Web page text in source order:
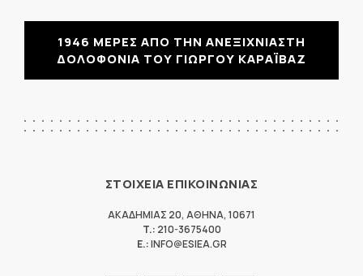
1946 ΜΕΡΕΣ ΑΠΟ ΤΗΝ ΑΝΕΞΙΧΝΙΑΣΤΗ
ΔΟΛΟΦΟΝΙΑ ΤΟΥ ΓΙΩΡΓΟΥ ΚΑΡΑΪΒΑΖ
ΣΤΟΙΧΕΙΑ ΕΠΙΚΟΙΝΩΝΙΑΣ
ΑΚΑΔΗΜΙΑΣ 20, ΑΘΗΝΑ, 10671
T.: 210-3675400
E.:INFO@ESIEA.GR